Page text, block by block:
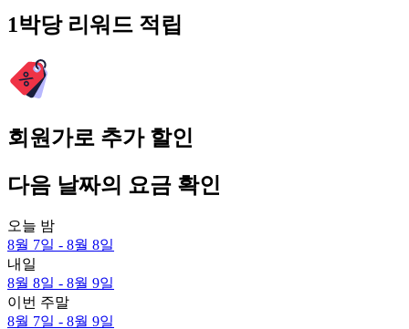
1박당 리워드 적립
회원가로 추가 할인
다음 날짜의 요금 확인
오늘 밤
8월 7일 - 8월 8일
내일
8월 8일 - 8월 9일
이번 주말
8월 7일 - 8월 9일